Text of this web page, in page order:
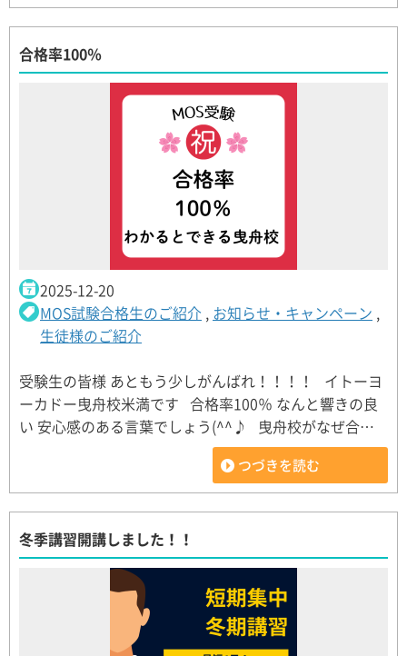
合格率100％
2025-12-20
MOS試験合格生のご紹介 , お知らせ・キャンペーン ,
生徒様のご紹介
受験生の皆様 あともう少しがんばれ！！！！ イトーヨ
ーカドー曳舟校米満です 合格率100％ なんと響きの良
い 安心感のある言葉でしょう(^^♪ 曳舟校がなぜ合…
つづきを読む
冬季講習開講しました！！